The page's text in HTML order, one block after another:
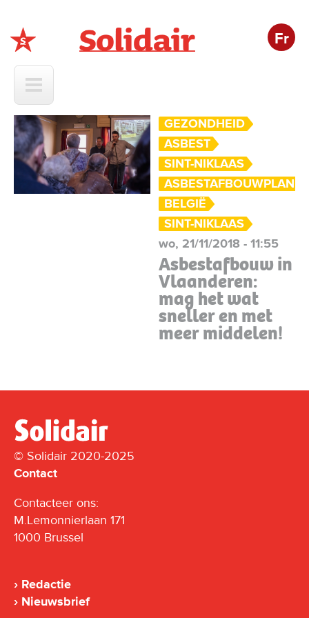
Fr
GEZONDHEID
ASBEST
SINT-NIKLAAS
ASBESTAFBOUWPLAN
BELGIË
SINT-NIKLAAS
wo, 21/11/2018 - 11:55
Asbestafbouw in
Vlaanderen:
mag het wat
sneller en met
meer middelen!
© Solidair 2020-2025
Contact
Contacteer ons:
M.Lemonnierlaan 171
1000 Brussel
Redactie
Nieuwsbrief